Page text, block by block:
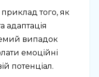
того, як
адаптація
випадок
емоційні
потенціал.